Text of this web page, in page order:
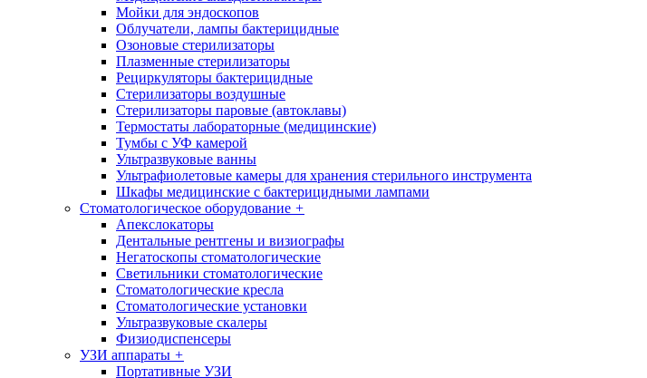
Мойки для эндоскопов
Облучатели, лампы бактерицидные
Озоновые стерилизаторы
Плазменные стерилизаторы
Рециркуляторы бактерицидные
Стерилизаторы воздушные
Стерилизаторы паровые (автоклавы)
Термостаты лабораторные (медицинские)
Тумбы с УФ камерой
Ультразвуковые ванны
Ультрафиолетовые камеры для хранения стерильного инструмента
Шкафы медицинские с бактерицидными лампами
Стоматологическое оборудование +
Апекслокаторы
Дентальные рентгены и визиографы
Негатоскопы стоматологические
Светильники стоматологические
Стоматологические кресла
Стоматологические установки
Ультразвуковые скалеры
Физиодиспенсеры
УЗИ аппараты +
Портативные УЗИ